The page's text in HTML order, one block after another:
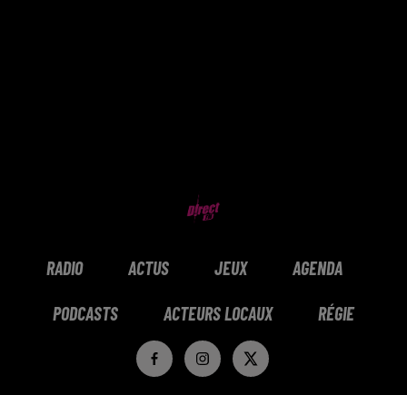
RADIO ACTUS JEUX AGENDA
PODCASTS ACTEURS LOCAUX RÉGIE